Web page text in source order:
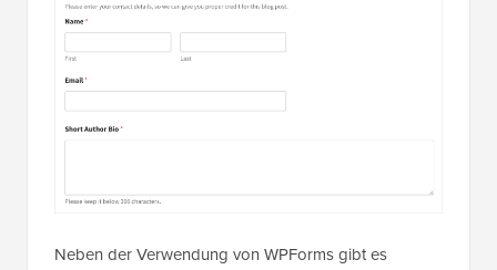
Neben der Verwendung von WPForms gibt es